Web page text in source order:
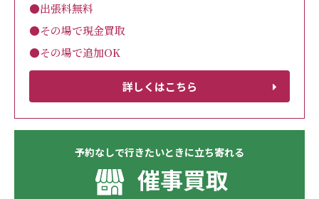
●出張料無料
●その場で現金買取
●その場で追加OK
詳しくはこちら
予約なしで行きたいときに立ち寄れる
催事買取